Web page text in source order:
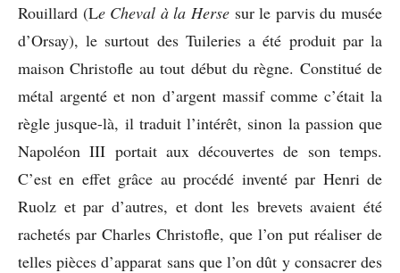
Rouillard (Le Cheval à la Herse sur le parvis du musée
d’Orsay), le surtout des Tuileries a été produit par la
maison Christofle au tout début du règne. Constitué de
métal argenté et non d’argent massif comme c’était la
règle jusque-là, il traduit l’intérêt, sinon la passion que
Napoléon III portait aux découvertes de son temps.
C’est en effet grâce au procédé inventé par Henri de
Ruolz et par d’autres, et dont les brevets avaient été
rachetés par Charles Christofle, que l’on put réaliser de
telles pièces d’apparat sans que l’on dût y consacrer des